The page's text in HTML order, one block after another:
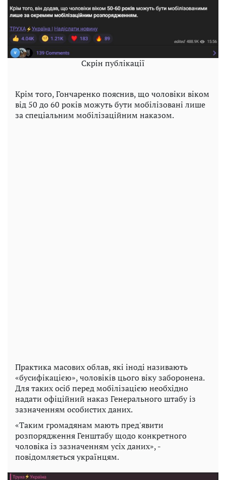
Скрін публікації
Крім того, Гончаренко пояснив, що чоловіки віком
від 50 до 60 років можуть бути мобілізовані лише
за спеціальним мобілізаційним наказом.
Практика масових облав, які іноді називають
«бусифікацією», чоловіків цього віку заборонена.
Для таких осіб перед мобілізацією необхідно
надати офіційний наказ Генерального штабу із
зазначенням особистих даних.
«Таким громадянам мають пред'явити
розпорядження Генштабу щодо конкретного
чоловіка із зазначенням усіх даних», -
повідомляється українцям.